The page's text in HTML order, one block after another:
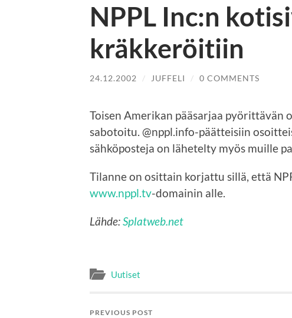
NPPL Inc:n
kräkkeröitiin
24.12.2002 / JUFFELI / 0 COMMENTS
Toisen Amerikan pääsarjaa pyörittävän
sabotoitu. @nppl.info-päätteisiin
sähköposteja on lähetelty myös muille
Tilanne on osittain korjattu sillä, että
www.nppl.tv-domainin alle.
Lähde:Splatweb.net
Uutiset
PREVIOUS POST